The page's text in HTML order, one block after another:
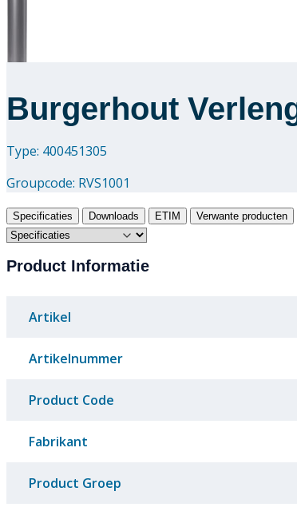
Burgerhout
Type: 400451305
Groupcode: RVS1001
Specificaties Downloads ETIM Verwante producten
Product Informatie
Artikel
Artikelnummer
Product Code
Fabrikant
Product Groep